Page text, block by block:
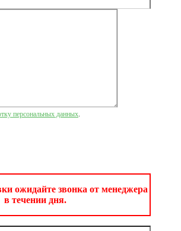
персональных данных.
ожидайте звонка от менеджера
в течении дня.